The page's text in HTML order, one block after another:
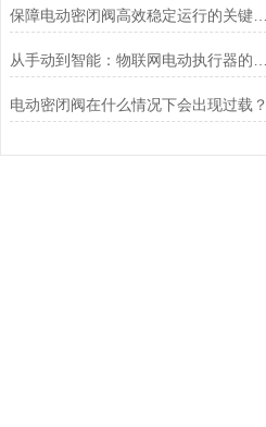
保障电动密闭阀高效稳定运行的关键举措
电动密闭阀在什么情况下会出现过载？